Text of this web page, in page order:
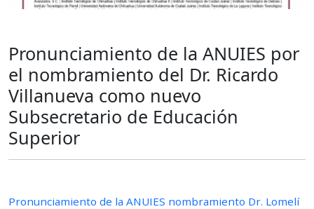
Pronunciamiento de la ANUIES por
el nombramiento del Dr. Ricardo
Villanueva como nuevo
Subsecretario de Educación
Superior
Pronunciamiento de la ANUIES nombramiento Dr. Lomelí